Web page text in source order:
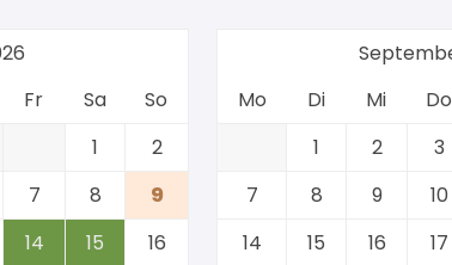
Fr Sa
So
1
2
7 8
9
14 15
16
Mo
Di Mi Do
1
2 3
7
8 9 10
14
15 16 17